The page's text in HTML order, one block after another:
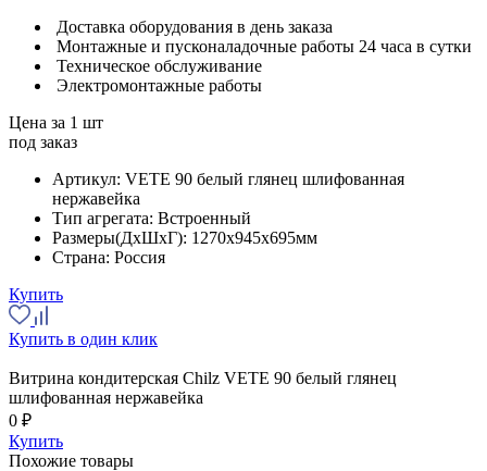
Доставка оборудования в день заказа
Монтажные и пусконаладочные работы 24 часа в сутки
Техническое обслуживание
Электромонтажные работы
Цена за 1 шт
под заказ
Артикул: VETE 90 белый глянец шлифованная
нержавейка
Тип агрегата: Встроенный
Размеры(ДхШхГ): 1270x945x695мм
Страна: Россия
Купить
Купить в один клик
Витрина кондитерская Chilz VETE 90 белый глянец
шлифованная нержавейка
0 ₽
Купить
Похожие товары